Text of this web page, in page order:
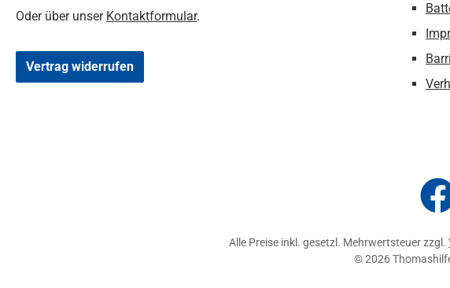
Oder über unser Kontaktformular.
Vertrag widerrufen
Alle Preise inkl. gesetzl. Mehrwertsteuer zzgl.
© 2026